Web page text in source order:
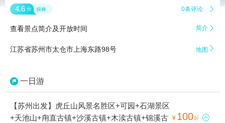
4.6 分 很棒 0条评论 
查看景点简介及开放时间 简介 
江苏省苏州市太仓市上海东路98号 地图 
一日游
【苏州出发】虎丘山风景名胜区+可园+石湖景区
+天池山+甪直古镇+沙溪古镇+木渎古镇+锦溪古 ¥ 100起 